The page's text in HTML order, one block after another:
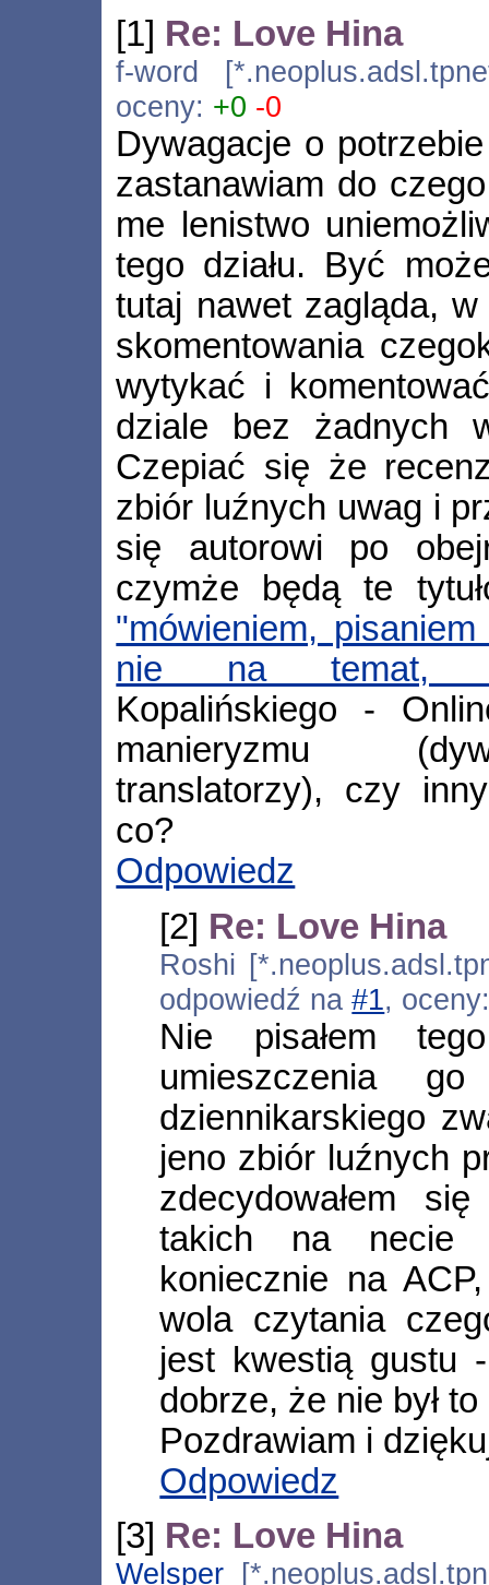
[1] Re: Love Hina
f-word
oceny: +0 -0
Dywagacje o
zastanawiam do
me lenistwo
tego działu. Być
tutaj nawet zagląda,
skomentowania
wytykać i
dziale bez żadnych
Czepiać się że
zbiór luźnych uwag i
się autorowi po
czymże będą te
"mówieniem, pisaniem
nie na temat,
Kopalińskiego -
manieryzmu
translatorzy), czy
co?
Odpowiedz
[2] Re: Love Hina
Roshi
odpowiedź na#1,
Nie pisałem
umieszczenia
dziennikarskiego
jeno zbiór luźnych
zdecydowałem
takich na necie
koniecznie na
wola czytania
jest kwestią gustu
dobrze, że nie był
Pozdrawiam i
Odpowiedz
[3] Re: Love Hina
Welsper